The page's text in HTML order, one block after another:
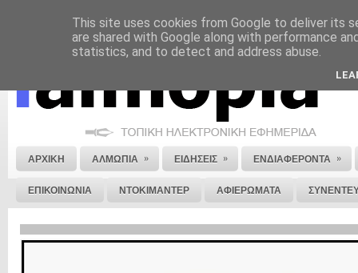
ΝΟΜΙΚΗ ΣΗΜΕΙΩΣΗ ΔΙΑΦΗΜΙΣΗ ΕΠΙΚΟΙΝΩΝΙΑ ΣΤΕΙΛΕ ΜΑΣ
ΑΡΧΙΚΗ ΑΛΜΩΠΙΑ » ΕΙΔΗΣΕΙΣ » ΕΝΔΙΑΦΕΡΟΝΤΑ »
ΕΠΙΚΟΙΝΩΝΙΑ ΝΤΟΚΙΜΑΝΤΕΡ ΑΦΙΕΡΩΜΑΤΑ
This site uses cookies from Google to deliver its
are shared with Google along with performance
statistics, and to detect and address abuse.